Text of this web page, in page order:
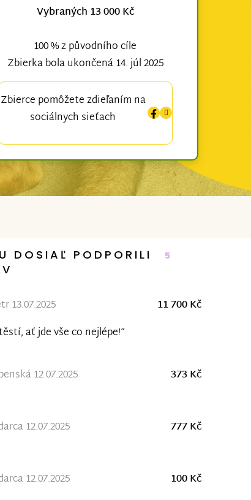
Vybraných 13 000 Kč
100 % z původního cíle
Zbierka bola ukončená 14. júl 2025
Zbierce pomôžete zdieľaním na
sociálnych sieťach
DOSIAĽ PODPORILI 5
13.07.2025
11 700 Kč
ať jde vše co nejlépe!“
12.07.2025 373 Kč
12.07.2025 777 Kč
12.07.2025 100 Kč